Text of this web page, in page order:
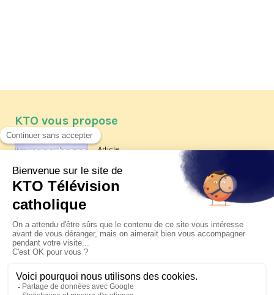
KTO vous propose
Article
Les reportages d'été 2026 de KTO
La visite pastorale du pape Léon
XIV à Assise à suivre sur KTO le
jeudi 6 août
Le pape en Uruguay, Argentine et
Pérou du 6 au 17 novembre 2026